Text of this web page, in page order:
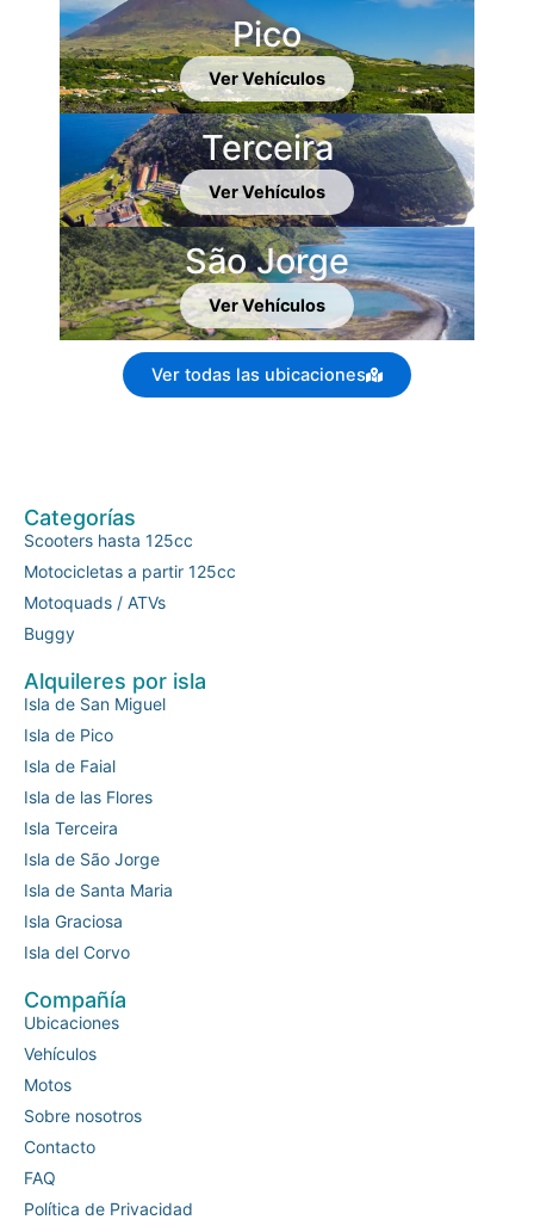
Pico
Ver Vehículos
Terceira
Ver Vehículos
São Jorge
Ver Vehículos
Ver todas las ubicaciones
Categorías
Scooters hasta 125cc
Motocicletas a partir 125cc
Motoquads / ATVs
Buggy
Alquileres por isla
Isla de San Miguel
Isla de Pico
Isla de Faial
Isla de las Flores
Isla Terceira
Isla de São Jorge
Isla de Santa Maria
Isla Graciosa
Isla del Corvo
Compañía
Ubicaciones
Vehículos
Motos
Sobre nosotros
Contacto
FAQ
Política de Privacidad